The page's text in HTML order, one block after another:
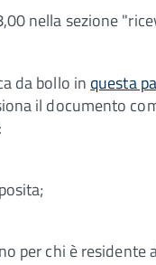
nella sezione
da bollo in questa
il documento
per chi è residente